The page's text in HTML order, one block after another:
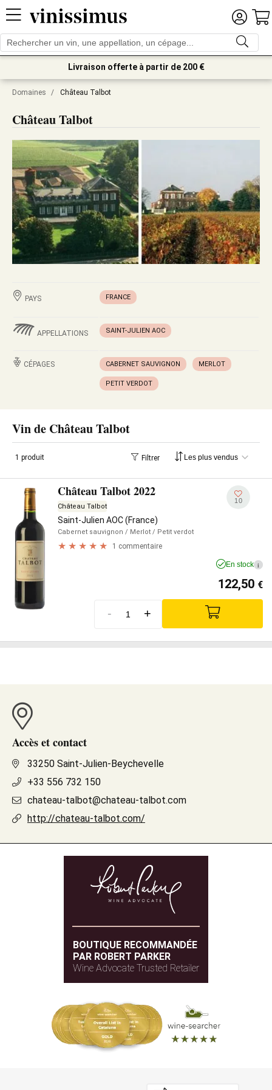
Livraison offerte à partir de 200 €
Domaines / Château Talbot
Château Talbot
PAYS FRANCE
APPELLATIONS SAINT-JULIEN AOC
CÉPAGES CABERNET SAUVIGNON MERLOT
PETIT VERDOT
Vin de Château Talbot
1 produit Filtrer
Château Talbot 2022
Château Talbot
Saint-Julien AOC (France)
Cabernet sauvignon / Merlot / Petit verdot
1 commentaire
10
En stock i
122,50 €
- +
Accès et contact
33250 Saint-Julien-Beychevelle
+33 556 732 150
chateau-talbot@chateau-talbot.com
http://chateau-talbot.com/
BOUTIQUE RECOMMANDÉE
PAR ROBERT PARKER
Wine Advocate Trusted Retailer